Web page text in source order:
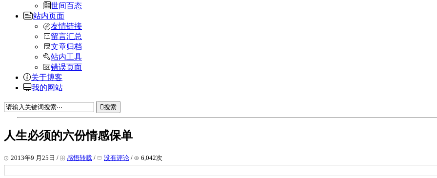
世间百态
站内页面
友情链接
留言汇总
文章归档
站内工具
错误页面
关于博客
我的网站
搜索
人生必须的六份情感保单
2013年9 月25日 / 感悟转载 / 没有评论 / 6,042次